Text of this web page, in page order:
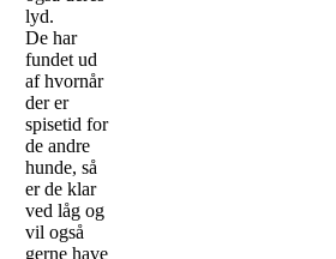
lyd.
De har
fundet ud
af hvornår
der er
spisetid for
de andre
hunde, så
er de klar
ved låg og
vil også
gerne have